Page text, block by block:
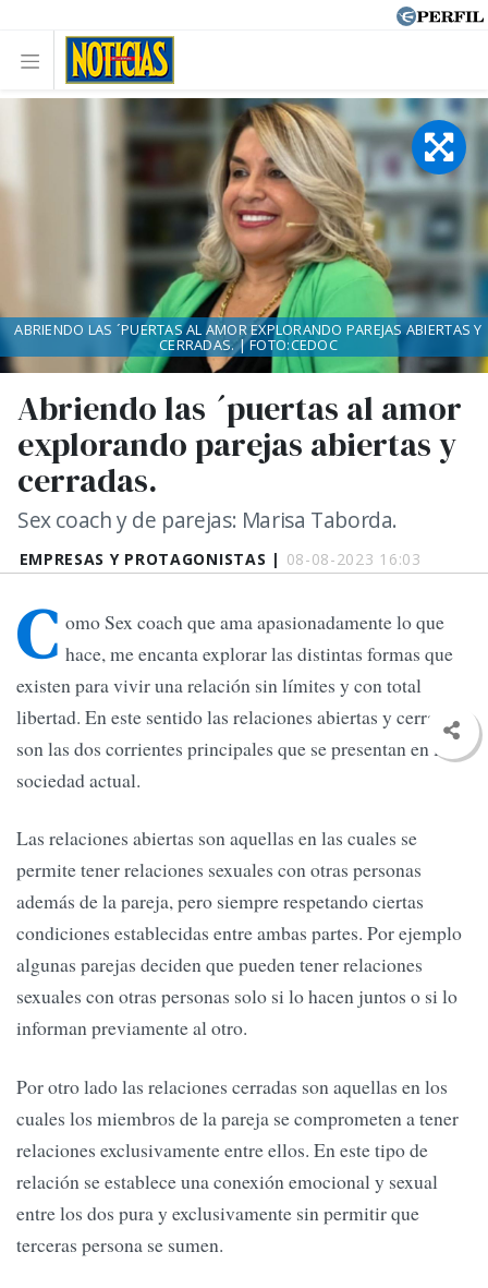
EMPRESAS Y PROTAGONISTAS | 08-08-2023 16:03
Abriendo las ´puertas al amor
explorando parejas abiertas y
cerradas.
Sex coach y de parejas: Marisa Taborda.
ABRIENDO LAS ´PUERTAS AL AMOR EXPLORANDO PAREJAS ABIERTAS Y
CERRADAS. | FOTO:CEDOC
C omo Sex coach que ama apasionadamente lo que
hace, me encanta explorar las distintas formas que
existen para vivir una relación sin límites y con total
libertad. En este sentido las relaciones abiertas y cerradas
son las dos corrientes principales que se presentan en loa
sociedad actual.
Las relaciones abiertas son aquellas en las cuales se
permite tener relaciones sexuales con otras personas
además de la pareja, pero siempre respetando ciertas
condiciones establecidas entre ambas partes. Por ejemplo
algunas parejas deciden que pueden tener relaciones
sexuales con otras personas solo si lo hacen juntos o si lo
informan previamente al otro.
Por otro lado las relaciones cerradas son aquellas en los
cuales los miembros de la pareja se comprometen a tener
relaciones exclusivamente entre ellos. En este tipo de
relación se establece una conexión emocional y sexual
entre los dos pura y exclusivamente sin permitir que
terceras persona se sumen.